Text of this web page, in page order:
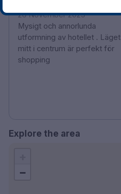
26 November 2025
Mysigt och annorlunda
utformning av hotellet . Läget
mitt i centrum är perfekt för
shopping
Explore the area
−